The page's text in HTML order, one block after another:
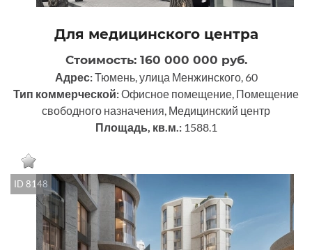
Для медицинского центра
Стоимость: 160 000 000 руб.
Адрес:Тюмень, улица Менжинского, 60
Тип коммерческой:Офисное помещение, Помещение
свободного назначения, Медицинский центр
Площадь, кв.м.: 1588.1
ID 8148